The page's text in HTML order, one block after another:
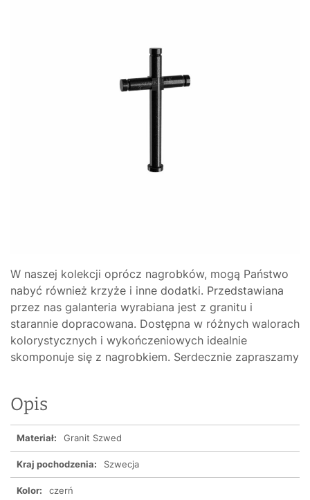
W naszej kolekcji oprócz nagrobków, mogą Państwo
nabyć również krzyże i inne dodatki. Przedstawiana
przez nas galanteria wyrabiana jest z granitu i
starannie dopracowana. Dostępna w różnych walorach
kolorystycznych i wykończeniowych idealnie
skomponuje się z nagrobkiem. Serdecznie zapraszamy
Opis
Materiał: Granit Szwed
Kraj pochodzenia: Szwecja
Kolor: czerń